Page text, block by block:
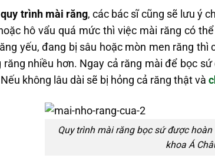
quy trình mài răng, các bác sĩ cũng sẽ lưu ý
hô vẩu quá mức thì việc mài răng có
yếu, đang bị sâu hoặc mòn men răng
răng nhiều hơn. Ngay cả răng mài để bọc
không lâu dài sẽ bị hỏng cả răng thật và
Quy trình mài răng bọc sứ được
khoa Á